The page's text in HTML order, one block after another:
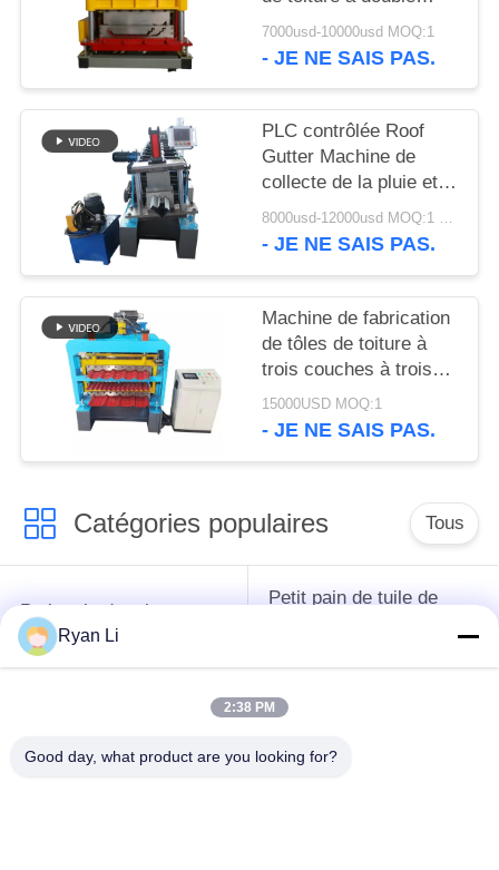
verrouillage portable
avec système de
mural
7000usd-10000usd MOQ:1
- JE NE SAIS PAS.
PLC contrôlée Roof
Gutter Machine de
collecte de la pluie et
de la gouttière de
fabrication de la
8000usd-12000usd MOQ:1 ensemble
- JE NE SAIS PAS.
Machine de fabrication
de tôles de toiture à
trois couches à trois
couches avec 18
stations
15000USD MOQ:1
- JE NE SAIS PAS.
Catégories populaires Tous
Petit pain de toit
formant la machine
Petit pain de tuile de
de descente
Machine de formage
à volets
Ryan Li
2:38 PM
Good day, what product are you looking for?